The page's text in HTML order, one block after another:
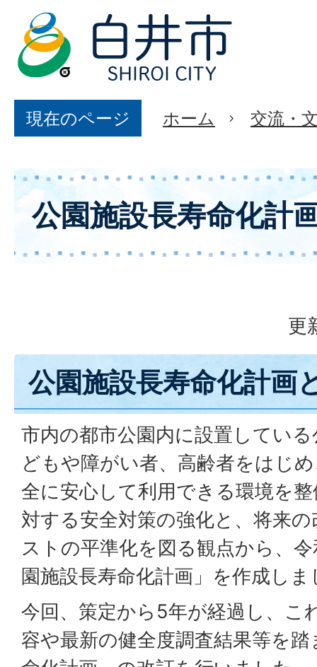
現在のページ ホーム 交流・
公園施設長寿命化計
更
公園施設長寿命化計画
市内の都市公園内に設置してい
どもや障がい者、高齢者をはじ
全に安心して利用できる環境を
対する安全対策の強化と、将来
ストの平準化を図る観点から、
園施設長寿命化計画」を作成しま
今回、策定から5年が経過し、こ
容や最新の健全度調査結果等を